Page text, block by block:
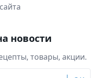
новости
товары, акции.